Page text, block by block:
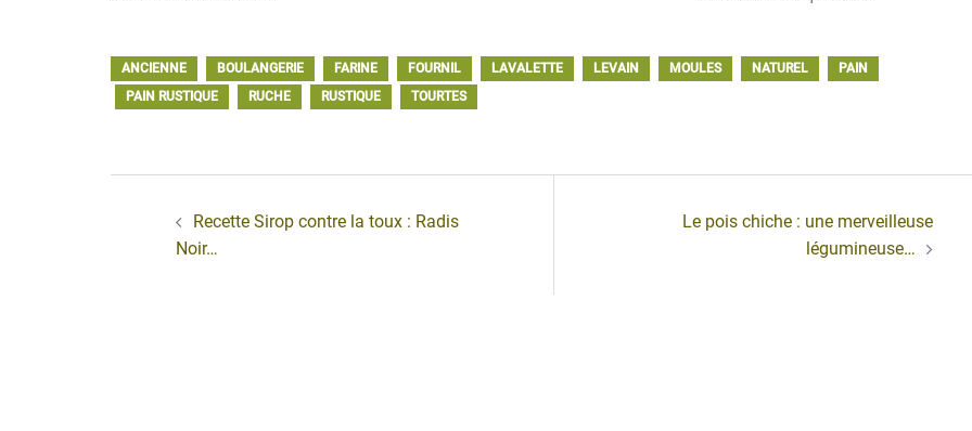
ANCIENNE BOULANGERIE FARINE FOURNIL LAVALETTE LEVAIN MOULES NATUREL
PAIN
PAIN RUSTIQUE
RUCHE RUSTIQUE TOURTES
Navigation
d’articleRecette Sirop contre la toux : Radis
Noir…
Le pois chiche : une merveilleuse
légumineuse…